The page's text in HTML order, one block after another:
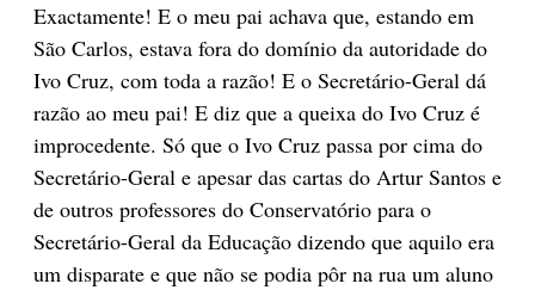
Exactamente! E o meu pai achava que, estando em
São Carlos, estava fora do domínio da autoridade do
Ivo Cruz, com toda a razão! E o Secretário-Geral dá
razão ao meu pai! E diz que a queixa do Ivo Cruz é
improcedente. Só que o Ivo Cruz passa por cima do
Secretário-Geral e apesar das cartas do Artur Santos e
de outros professores do Conservatório para o
Secretário-Geral da Educação dizendo que aquilo era
um disparate e que não se podia pôr na rua um aluno